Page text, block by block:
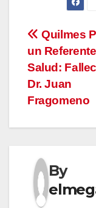
de
entradas
Quilmes
un
Salud:
Dr. Juan
Fragomeno
By